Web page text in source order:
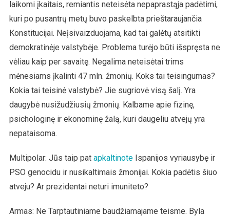
laikomi įkaitais, remiantis neteisėta nepaprastąja padėtimi,
kuri po pusantrų metų buvo paskelbta prieštaraujančia
Konstitucijai. Neįsivaizduojama, kad tai galėtų atsitikti
demokratinėje valstybėje. Problema turėjo būti išspręsta ne
vėliau kaip per savaitę. Negalima neteisėtai trims
mėnesiams įkalinti 47 mln. žmonių. Koks tai teisingumas?
Kokia tai teisinė valstybė? Jie sugriovė visą šalį. Yra
daugybė nusižudžiusių žmonių. Kalbame apie fizinę,
psichologinę ir ekonominę žalą, kuri daugeliu atvejų yra
nepataisoma.
Multipolar: Jūs taip pat apkaltinoteIspanijos vyriausybę ir
PSO genocidu ir nusikaltimais žmonijai. Kokia padėtis šiuo
atveju? Ar prezidentai neturi imuniteto?
Armas: Ne Tarptautiniame baudžiamajame teisme. Byla